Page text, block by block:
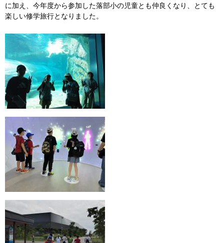
に加え、今年度から参加した落部小の児童とも仲良くなり、とても
楽しい修学旅行となりました。